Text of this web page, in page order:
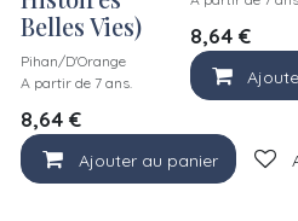
Belles Vies)
Pihan/D'Orange
A partir de 7 ans.
8,64 €
Ajouter au panier
8,64€